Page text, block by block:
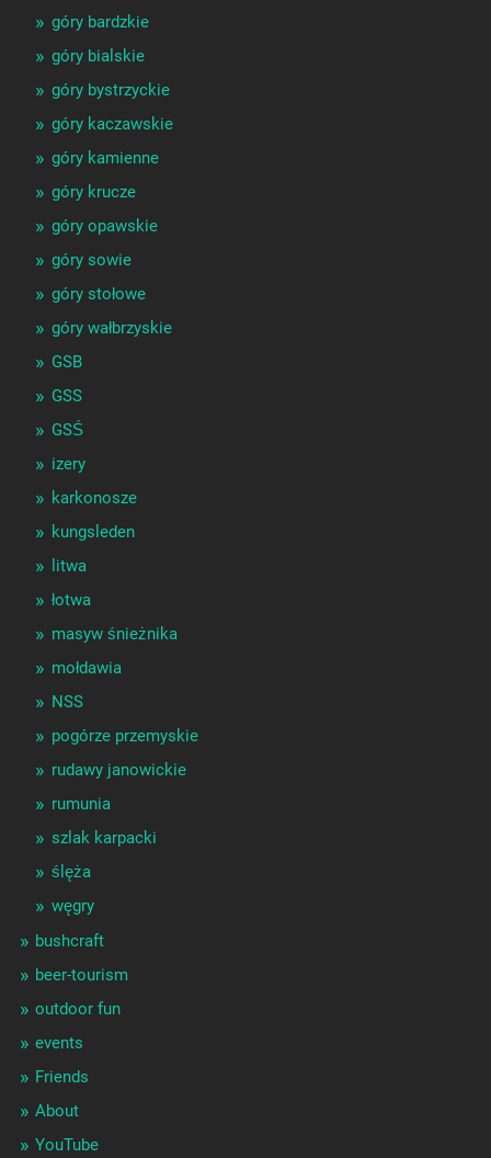
góry bardzkie
góry bialskie
góry bystrzyckie
góry kaczawskie
góry kamienne
góry krucze
góry opawskie
góry sowie
góry stołowe
góry wałbrzyskie
GSB
GSS
GSŚ
izery
karkonosze
kungsleden
litwa
łotwa
masyw śnieżnika
mołdawia
NSS
pogórze przemyskie
rudawy janowickie
rumunia
szlak karpacki
ślęża
węgry
bushcraft
beer-tourism
outdoor fun
events
Friends
About
YouTube